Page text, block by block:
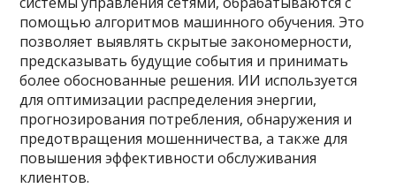
помощью алгоритмов машинного обучения. Это
позволяет выявлять скрытые закономерности,
предсказывать будущие события и принимать
более обоснованные решения. ИИ используется
для оптимизации распределения энергии,
прогнозирования потребления, обнаружения и
предотвращения мошенничества, а также для
повышения эффективности обслуживания
клиентов.